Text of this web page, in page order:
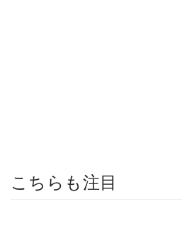
こちらも注目